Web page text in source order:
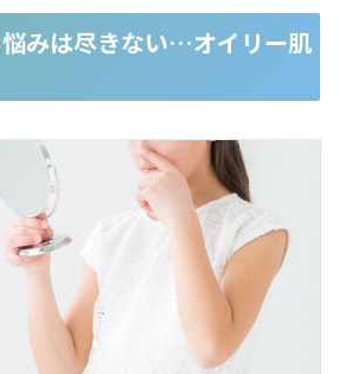
みは尽きない…オイリー肌